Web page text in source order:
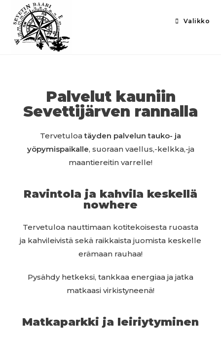
Valikko
Palvelut kauniin
Sevettijärven rannalla
Tervetuloatäyden palvelun tauko- ja
yöpymispaikalle, suoraan vaellus,-kelkka,-ja
maantiereitin varrelle!
Ravintola ja kahvila keskellä
nowhere
Tervetuloa nauttimaan kotitekoisesta ruoasta
ja kahvileivistä sekä raikkaista juomista keskelle
erämaan rauhaa!
Pysähdy hetkeksi, tankkaa energiaa ja jatka
matkaasi virkistyneenä!
Matkaparkki ja leiriytyminen